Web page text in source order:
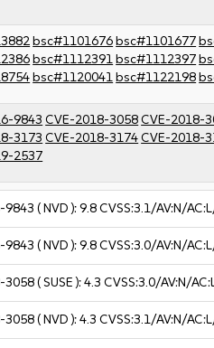
bsc#1101676bsc#1101677
bsc#1112391bsc#1112397
bsc#1120041bsc#1122198
9843 CVE-2018-3058CVE-2018-
3173 CVE-2018-3174CVE-2018-
2537
9843 ( NVD ):9.8CVSS:3.1/AV:N/
9843 ( NVD ):9.8CVSS:3.0/AV:N/
3058( SUSE ):4.3 CVSS:3.0/AV:N/
3058( NVD ):4.3 CVSS:3.1/AV:N/